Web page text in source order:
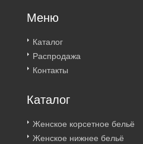
Меню
Каталог
Распродажа
Контакты
Каталог
Женское корсетное бельё
Женское нижнее бельё